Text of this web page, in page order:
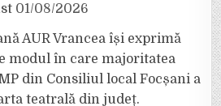
01/08/2026
AUR Vrancea își exprimă
modul în care majoritatea
din Consiliul local Focșani a
teatrală din județ.